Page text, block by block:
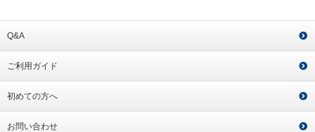
Q&A
ご利用ガイド
初めての方へ
お問い合わせ